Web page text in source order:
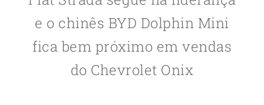
e o chinês BYD Dolphin Mini
fica bem próximo em vendas
do Chevrolet Onix